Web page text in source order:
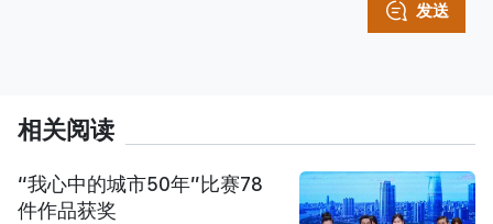
发送
相关阅读
“我心中的城市50年”比赛78
件作品获奖